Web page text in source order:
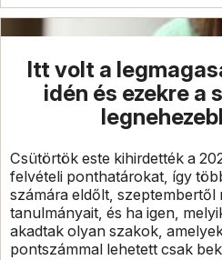
Itt volt a
idén és ezekre a
Csütörtök este kihirdették a
felvételi ponthatárokat, így
számára eldőlt, szeptembertől
tanulmányait, és ha igen,
akadtak olyan szakok,
pontszámmal lehetett csak